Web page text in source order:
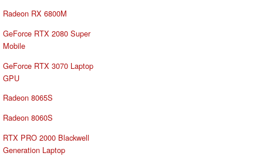
Radeon RX 6800M
GeForce RTX 2080 Super
Mobile
GeForce RTX 3070 Laptop
GPU
Radeon 8065S
Radeon 8060S
RTX PRO 2000 Blackwell
Generation Laptop